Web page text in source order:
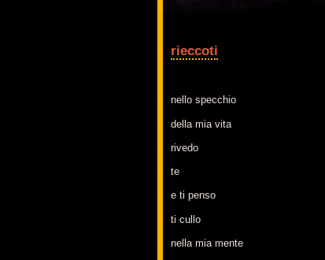
rieccoti
nello specchio
della mia vita
rivedo
te
e ti penso
ti cullo
nella mia mente